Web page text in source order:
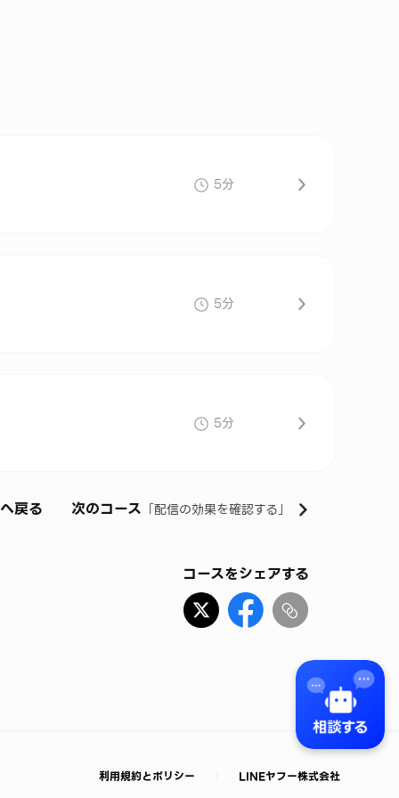
5分
5分
5分
戻る 次のコース 「配信の効果を確認する」
コースをシェアする
利用規約とポリシー LINEヤフー株式会社